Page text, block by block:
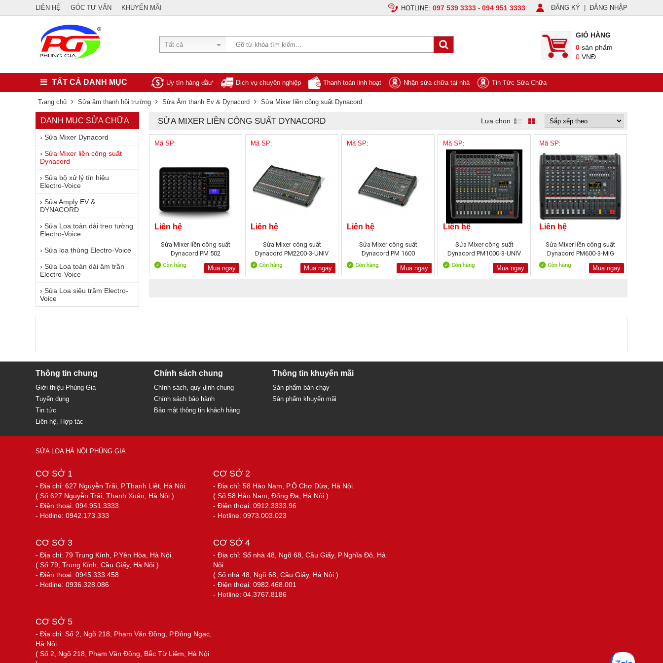
LIÊN HỆ GÓC TƯ VẤN KHUYẾN MÃI HOTLINE: 097 539 3333 - 094 951 3333 ĐĂNG KÝ ĐĂNG NHẬP
Tất cả
GIỎ HÀNG
0 sản phẩm
0 VNĐ
TẤT CẢ DANH MỤC Uy tín hàng đầu* Dịch vụ chuyên nghiệp Thanh toán linh hoạt Nhận sửa chữa tại nhà Tin Tức Sửa Chữa
Trang chủ Sửa âm thanh hội trường Sửa Âm thanh Ev & Dynacord Sửa Mixer liền công suất Dynacord
DANH MỤC SỬA CHỮA
› Sửa Mixer Dynacord
› Sửa Mixer liền công suất
Dynacord
› Sửa bộ xử lý tín hiệu
Electro-Voice
› Sửa Amply EV &
DYNACORD
› Sửa Loa toàn dải treo tường
Electro-Voice
› Sửa loa thùng Electro-Voice
› Sửa Loa toàn dải âm trần
Electro-Voice
› Sửa Loa siêu trầm Electro-
Voice
SỬA MIXER LIỀN CÔNG SUẤT DYNACORD Lựa chọn
Mã SP:
Liên hệ
Sửa Mixer liền công suất
Dynacord PM 502
Mua ngay
Mã SP:
Liên hệ
Sửa Mixer công suất
Dynacord PM2200-3-UNIV
Mua ngay
Mã SP:
Liên hệ
Sửa Mixer công suất
Dynacord PM 1600
Mua ngay
Mã SP:
Liên hệ
Sửa Mixer công suất
Dynacord PM1000-3-UNIV
Mua ngay
Mã SP:
Liên hệ
Sửa Mixer liền công suất
Dynacord PM600-3-MIG
Mua ngay
Thông tin chung
Giới thiệu Phùng Gia
Tuyển dụng
Tin tức
Liên hệ, Hợp tác
Chính sách chung
Chính sách, quy định chung
Chính sách bảo hành
Bảo mật thông tin khách hàng
Thông tin khuyến mãi
Sản phẩm bán chạy
Sản phẩm khuyến mãi
SỬA LOA HÀ NỘI PHÙNG GIA
CƠ SỞ 1
- Địa chỉ: 627 Nguyễn Trãi, P.Thanh Liệt, Hà Nội.
( Số 627 Nguyễn Trãi, Thanh Xuân, Hà Nội )
- Điện thoại: 094.951.3333
- Hotline: 0942.173.333
CƠ SỞ 2
- Địa chỉ: 58 Hào Nam, P.Ô Chợ Dừa, Hà Nội.
( Số 58 Hào Nam, Đống Đa, Hà Nội )
- Điện thoại: 0912.3333.96
- Hotline: 0973.003.023
CƠ SỞ 3
- Địa chỉ: 79 Trung Kính, P.Yên Hòa, Hà Nội.
( Số 79, Trung Kính, Cầu Giấy, Hà Nội )
- Điện thoại: 0945.333.458
- Hotline: 0936.328.086
CƠ SỞ 4
- Địa chỉ: Số nhà 48, Ngõ 68, Cầu Giấy, P.Nghĩa Đô, Hà
Nội.
( Số nhà 48, Ngõ 68, Cầu Giấy, Hà Nội )
- Điện thoại: 0982.468.001
- Hotline: 04.3767.8186
CƠ SỞ 5
- Địa chỉ: Số 2, Ngõ 218, Phạm Văn Đồng, P.Đông Ngạc,
Hà Nội.
( Số 2, Ngõ 218, Phạm Văn Đồng, Bắc Từ Liêm, Hà Nội